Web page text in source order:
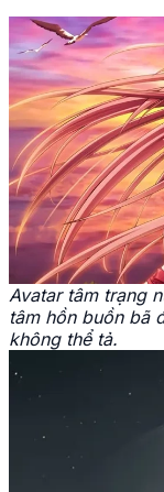
Avatar tâm trạng
tâm hồn buồn bã
không thể tả.